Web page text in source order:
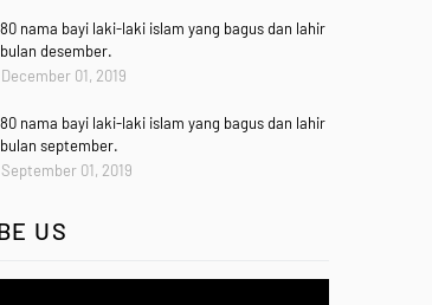
80 nama bayi laki-laki islam yang bagus dan lahir
bulan desember.
December 01, 2019
80 nama bayi laki-laki islam yang bagus dan lahir
bulan september.
September 01, 2019
US